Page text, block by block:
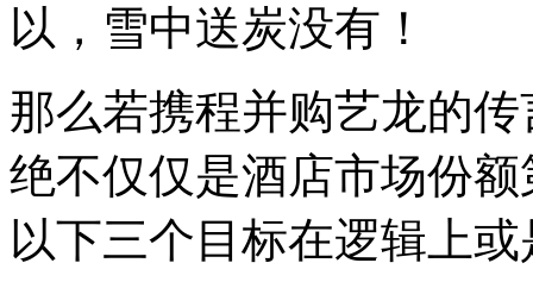
以，雪中送炭没有！
那么若携程并购艺龙的
绝不仅仅是酒店市场份
以下三个目标在逻辑上